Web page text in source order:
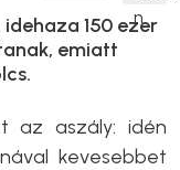
150 ezer
emiatt
az aszály: idén
kevesebbet